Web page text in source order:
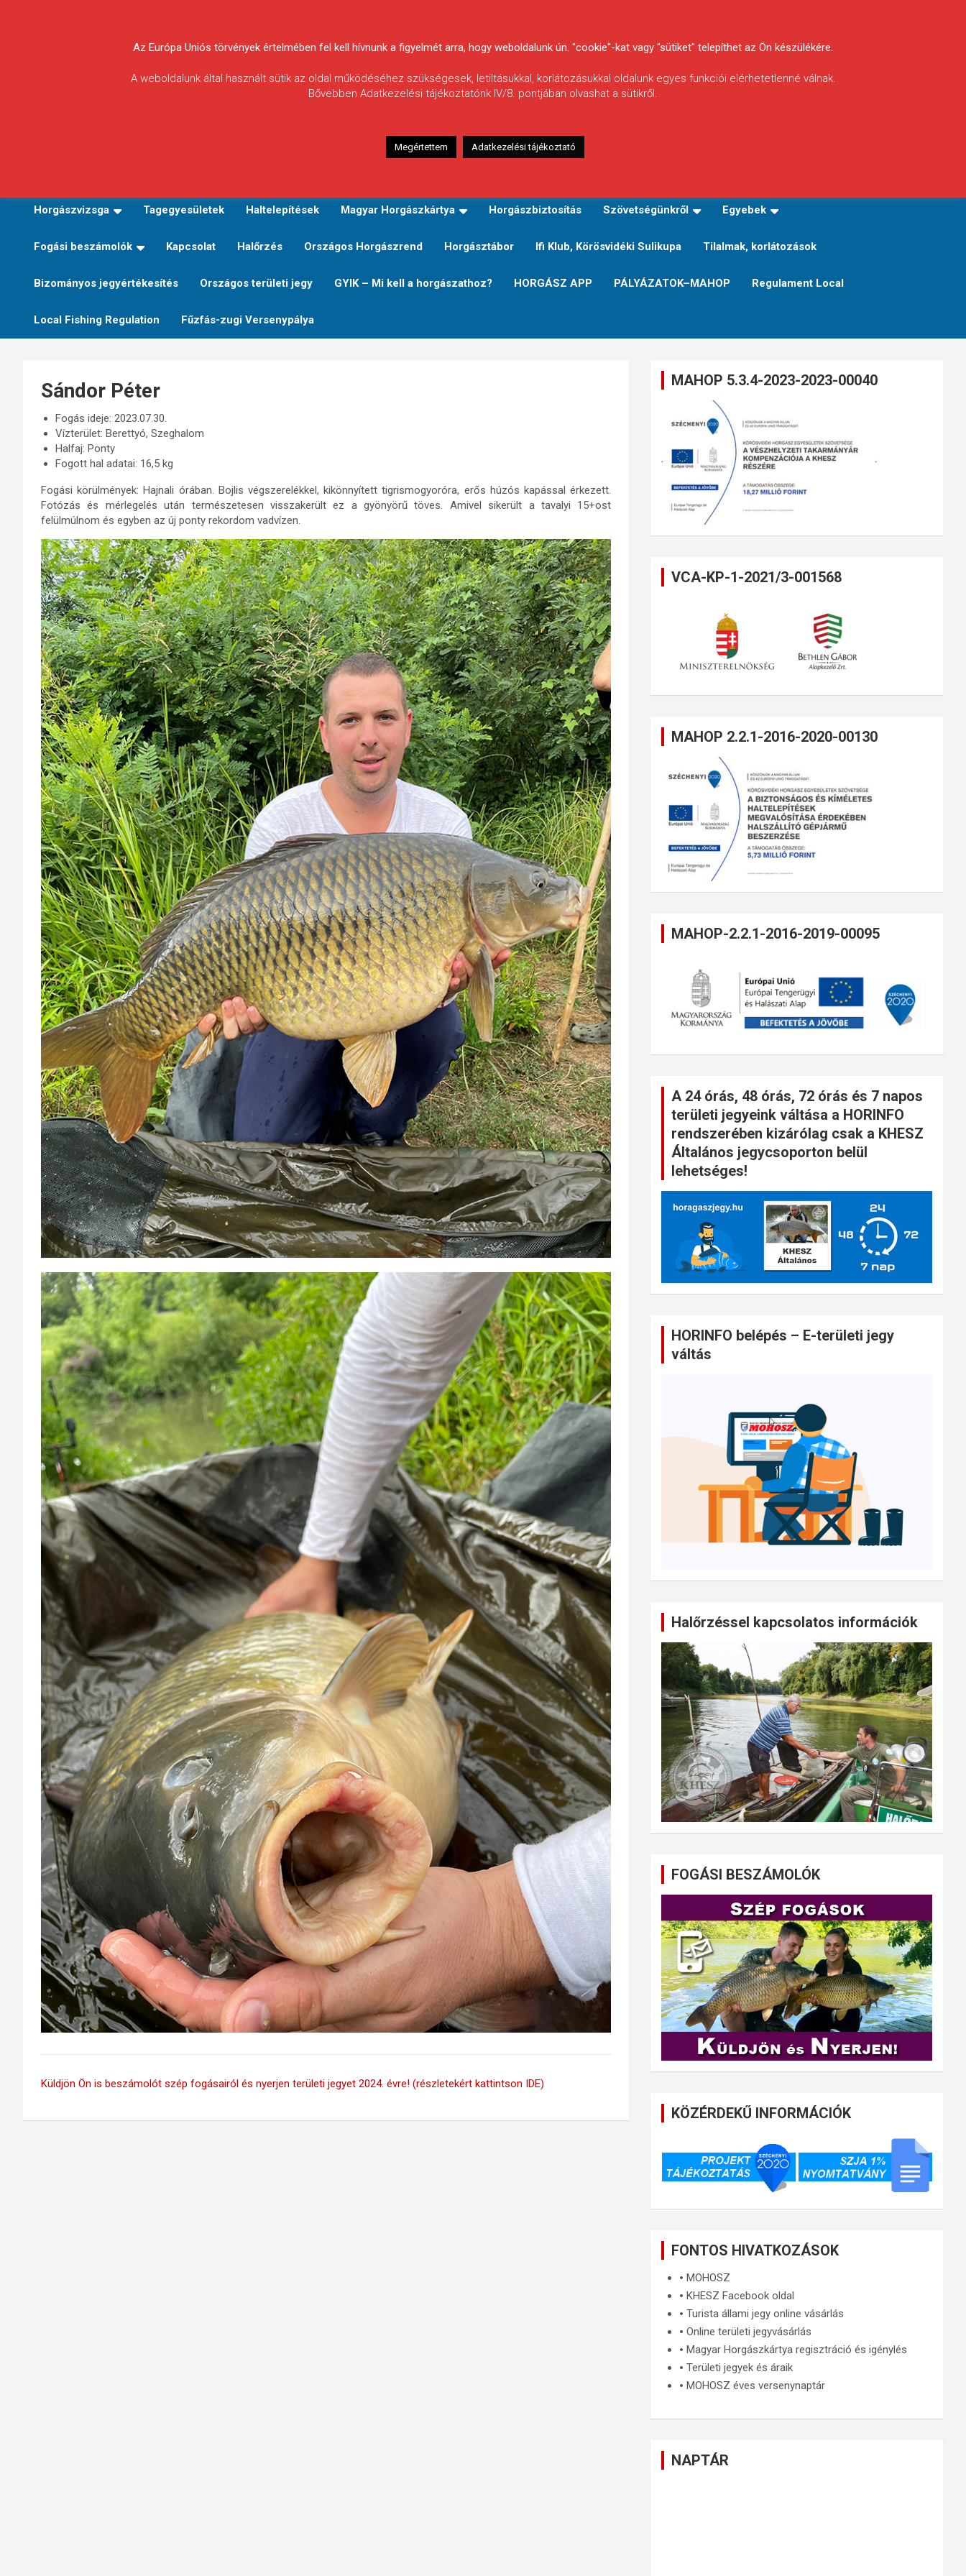
Körösvidéki Horgász
Egyesületek
Horgászvizsga Tagegyesületek Haltelepítések Magyar Horgászkártya Horgászbiztosítás Szövetségünkről Egyebek
Fogási beszámolók Kapcsolat Halőrzés Országos Horgászrend Horgásztábor Ifi Klub, Körösvidéki Sulikupa Tilalmak, korlátozások
Bizományos jegyértékesítés Országos területi jegy GYIK – Mi kell a horgászathoz? HORGÁSZ APP PÁLYÁZATOK–MAHOP Regulament Local
Local Fishing Regulation Fűzfás-zugi Versenypálya
Sándor Péter
Fogás ideje: 2023.07.30.
Vízterület: Berettyó, Szeghalom
Halfaj: Ponty
Fogott hal adatai: 16,5 kg
Fogási körülmények: Hajnali órában. Bojlis végszerelékkel, kikönnyített tigrismogyoróra, erős húzós kapással érkezett.
Fotózás és mérlegelés után természetesen visszakerült ez a gyönyörű töves. Amivel sikerült a tavalyi 15+ost
felülmúlnom és egyben az új ponty rekordom vadvízen.
Küldjön Ön is beszámolót szép fogásairól és nyerjen területi jegyet 2024. évre! (részletekért kattintson IDE)
MAHOP 5.3.4-2023-2023-00040
VCA-KP-1-2021/3-001568
MAHOP 2.2.1-2016-2020-00130
MAHOP-2.2.1-2016-2019-00095
A 24 órás, 48 órás, 72 órás és 7 napos
területi jegyeink váltása a HORINFO
rendszerében kizárólag csak a KHESZ
Általános jegycsoporton belül
lehetséges!
HORINFO belépés – E-területi jegy
váltás
Halőrzéssel kapcsolatos információk
FOGÁSI BESZÁMOLÓK
KÖZÉRDEKŰ INFORMÁCIÓK
FONTOS HIVATKOZÁSOK
🞄MOHOSZ
🞄KHESZ Facebook oldal
🞄Turista állami jegy online vásárlás
🞄Online területi jegyvásárlás
🞄Magyar Horgászkártya regisztráció és igénylés
🞄Területi jegyek és áraik
🞄MOHOSZ éves versenynaptár
NAPTÁR
Az Európa Uniós törvények értelmében fel kell hívnunk a figyelmét arra, hogy weboldalunk ún. "cookie"-kat vagy "sütiket" telepíthet az Ön készülékére.
A weboldalunk által használt sütik az oldal működéséhez szükségesek, letiltásukkal, korlátozásukkal oldalunk egyes funkciói elérhetetlenné válnak.
Bővebben Adatkezelési tájékoztatónk IV/8. pontjában olvashat a sütikről.
Megértettem Adatkezelési tájékoztató